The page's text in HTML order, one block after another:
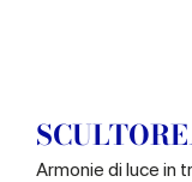
Armonie di luce in